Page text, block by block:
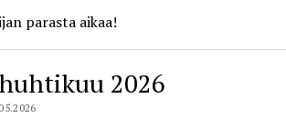
parasta aikaa!
2026